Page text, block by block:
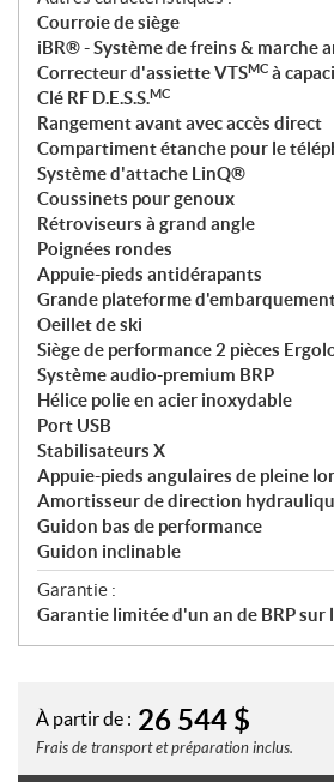
Courroie de siège
iBR® - Système de freins & marche
Correcteur d'assiette VTSMC à
Clé RF D.E.S.S.MC
Rangement avant avec accès direct
Compartiment étanche pour le
Système d'attache LinQ®
Coussinets pour genoux
Rétroviseurs à grand angle
Poignées rondes
Appuie-pieds antidérapants
Grande plateforme
Oeillet de ski
Siège de performance 2 pièces
Système audio-premium BRP
Hélice polie en acier inoxydable
Port USB
Stabilisateurs X
Appuie-pieds angulaires de pleine
Amortisseur de direction
Guidon bas de performance
Guidon inclinable
Garantie :
Garantie limitée d'un an de BRP sur
À partir de : 26 544 $
Frais de transport et préparation inclus.